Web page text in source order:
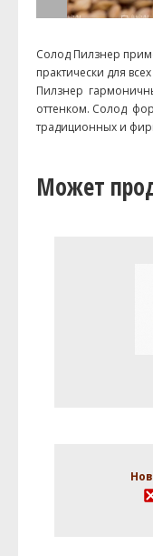
Солод Пилзнер
практически для
Пилзнер
оттенком. Солод
традиционных и
Может